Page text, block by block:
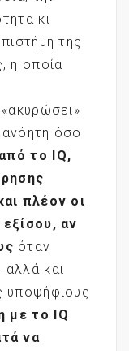
κι
της
η οποία
όσο
το IQ,
πλέον οι
αν
όταν
και
υποψήφιους
με το IQ
να